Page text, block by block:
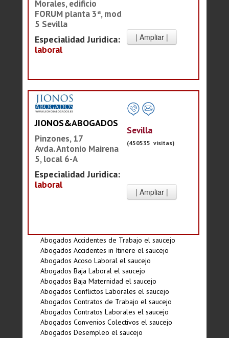
Morales, edificio
FORUM planta 3ª, mod
5 Sevilla
Especialidad Juridica:
laboral
JIONOS&ABOGADOS
Pinzones, 17
Avda. Antonio Mairena
5, local 6-A
Especialidad Juridica:
laboral
Sevilla
(450535 visitas)
Abogados Accidentes de Trabajo el saucejo
Abogados Accidentes in Itinere el saucejo
Abogados Acoso Laboral el saucejo
Abogados Baja Laboral el saucejo
Abogados Baja Maternidad el saucejo
Abogados Conflictos Laborales el saucejo
Abogados Contratos de Trabajo el saucejo
Abogados Contratos Laborales el saucejo
Abogados Convenios Colectivos el saucejo
Abogados Desempleo el saucejo